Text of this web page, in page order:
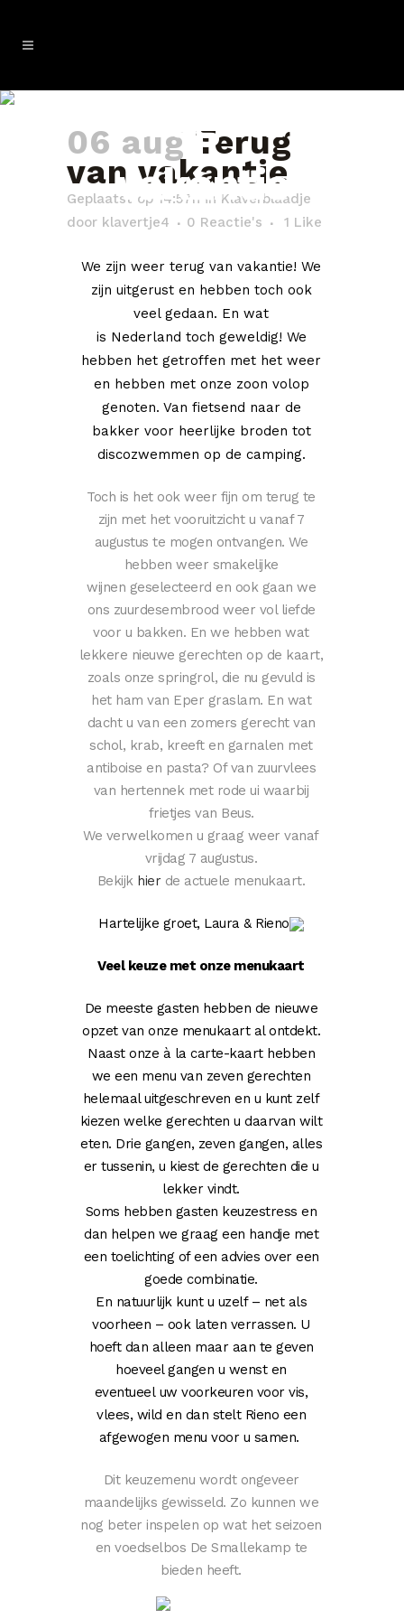
Terug van
vakantie
06 aug Terug
van vakantie
Geplaatst op 14:57h in Klaverblaadje
door klavertje4 0 Reactie's 1 Like
We zijn weer terug van vakantie! We
zijn uitgerust en hebben toch ook
veel gedaan. En wat
is Nederland toch geweldig! We
hebben het getroffen met het weer
en hebben met onze zoon volop
genoten. Van fietsend naar de
bakker voor heerlijke broden tot
discozwemmen op de camping.
Toch is het ook weer fijn om terug te
zijn met het vooruitzicht u vanaf 7
augustus te mogen ontvangen. We
hebben weer smakelijke
wijnen geselecteerd en ook gaan we
ons zuurdesembrood weer vol liefde
voor u bakken. En we hebben wat
lekkere nieuwe gerechten op de kaart,
zoals onze springrol, die nu gevuld is
het ham van Eper graslam. En wat
dacht u van een zomers gerecht van
schol, krab, kreeft en garnalen met
antiboise en pasta? Of van zuurvlees
van hertennek met rode ui waarbij
frietjes van Beus.
We verwelkomen u graag weer vanaf
vrijdag 7 augustus.
Bekijk hier de actuele menukaart.
Hartelijke groet, Laura & Rieno
Veel keuze met onze menukaart
De meeste gasten hebben de nieuwe
opzet van onze menukaart al ontdekt.
Naast onze à la carte-kaart hebben
we een menu van zeven gerechten
helemaal uitgeschreven en u kunt zelf
kiezen welke gerechten u daarvan wilt
eten. Drie gangen, zeven gangen, alles
er tussenin, u kiest de gerechten die u
lekker vindt.
Soms hebben gasten keuzestress en
dan helpen we graag een handje met
een toelichting of een advies over een
goede combinatie.
En natuurlijk kunt u uzelf – net als
voorheen – ook laten verrassen. U
hoeft dan alleen maar aan te geven
hoeveel gangen u wenst en
eventueel uw voorkeuren voor vis,
vlees, wild en dan stelt Rieno een
afgewogen menu voor u samen.
Dit keuzemenu wordt ongeveer
maandelijks gewisseld. Zo kunnen we
nog beter inspelen op wat het seizoen
en voedselbos De Smallekamp te
bieden heeft.